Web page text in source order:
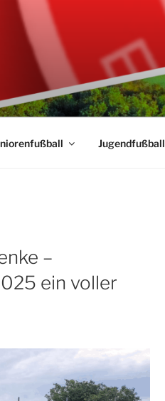
Jugendfußball
–
ein voller